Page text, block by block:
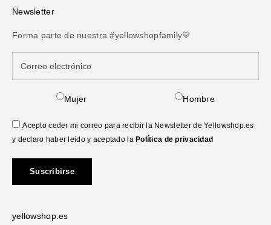
Newsletter
Forma parte de nuestra #yellowshopfamily💛
Mujer Hombre
Acepto ceder mi correo para recibir la Newsletter de Yellowshop.es
y declaro haber leido y aceptado la Política de privacidad
Suscribirse
yellowshop.es